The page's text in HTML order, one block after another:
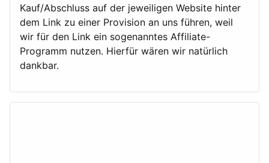
Kauf/Abschluss auf der jeweiligen Website hinter
dem Link zu einer Provision an uns führen, weil
wir für den Link ein sogenanntes Affiliate-
Programm nutzen. Hierfür wären wir natürlich
dankbar.